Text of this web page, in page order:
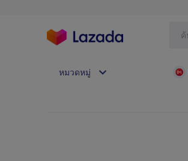
หมวดหมู่